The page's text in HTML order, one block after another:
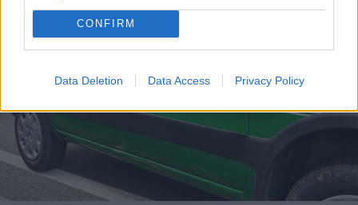
CONFIRM
Data Deletion Data Access Privacy Policy